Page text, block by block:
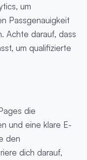
um
Passgenauigkeit
Achte darauf, dass
um qualifizierte
die
und eine klare E-
den
dich darauf,